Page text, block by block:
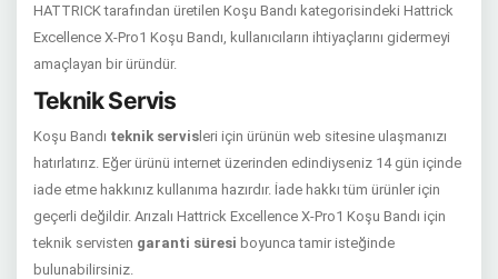
HATTRICK tarafından üretilen Koşu Bandı kategorisindeki Hattrick
Excellence X-Pro1 Koşu Bandı, kullanıcıların ihtiyaçlarını gidermeyi
amaçlayan bir üründür.
Teknik Servis
Koşu Bandı teknik servis leri için ürünün web sitesine ulaşmanızı
hatırlatırız. Eğer ürünü internet üzerinden edindiyseniz 14 gün içinde
iade etme hakkınız kullanıma hazırdır. İade hakkı tüm ürünler için
geçerli değildir. Arızalı Hattrick Excellence X-Pro1 Koşu Bandı için
teknik servisten garanti süresi boyunca tamir isteğinde
bulunabilirsiniz.